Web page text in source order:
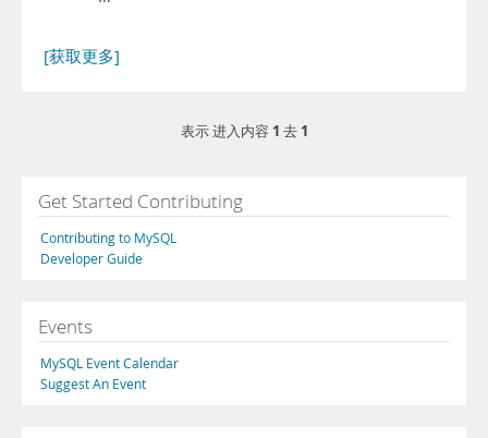
[获取更多]
表示 进入内容 1 去 1
Get Started Contributing
Contributing to MySQL
Developer Guide
Events
MySQL Event Calendar
Suggest An Event